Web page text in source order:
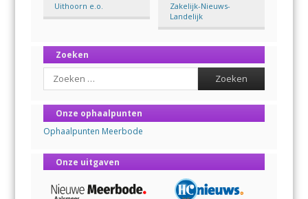
Uithoorn e.o.
Zakelijk-Nieuws-
Landelijk
Zoeken
Search
Onze ophaalpunten
Ophaalpunten Meerbode
Onze uitgaven